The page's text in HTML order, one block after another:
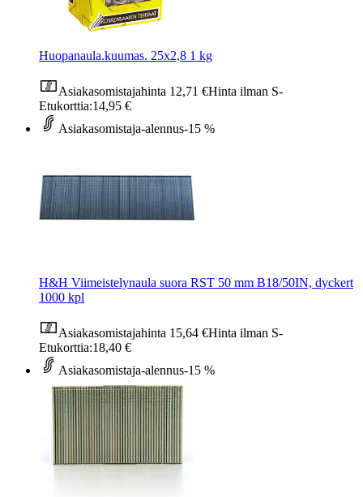
Huopanaula.kuumas. 25x2,8 1 kg
Asiakasomistajahinta 12,71 €Hinta ilman S-
Etukorttia:14,95 €
Asiakasomistaja-alennus-15 %
H&H Viimeistelynaula suora RST 50 mm B18/50IN, dyckert
1000 kpl
Asiakasomistajahinta 15,64 €Hinta ilman S-
Etukorttia:18,40 €
Asiakasomistaja-alennus-15 %